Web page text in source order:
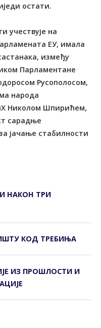
остати.
учествује на
ЕУ, имала
између
Парламентане
Русополосом,
народа
Николом Шпирићем,
сарадње
јачање стабилности
НАКОН ТРИ
КОД ТРЕБИЊА
ИЗ ПРОШЛОСТИ И